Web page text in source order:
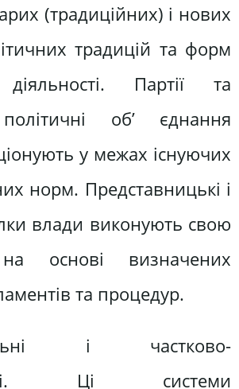
(традиційних) і нових
традицій та форм
діяльності. Партії та
об’ єднання
у межах існуючих
норм. Представницькі і
влади виконують свою
на основі визначених
та процедур.
і частково-
Ці системи